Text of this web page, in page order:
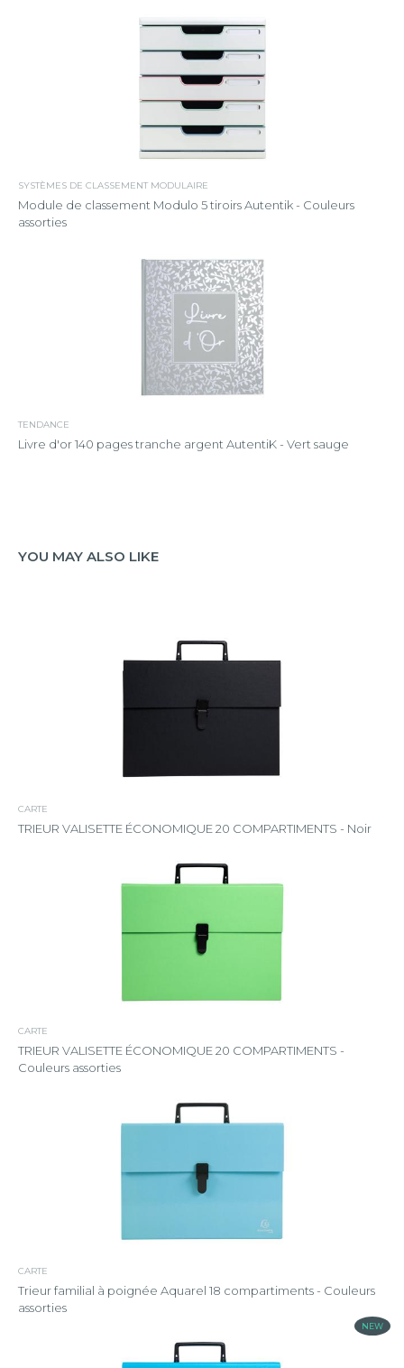
SYSTÈMES DE CLASSEMENT MODULAIRE
Module de classement Modulo 5 tiroirs Autentik - Couleurs
assorties
TENDANCE
Livre d'or 140 pages tranche argent AutentiK - Vert sauge
YOU MAY ALSO LIKE
CARTE
TRIEUR VALISETTE ÉCONOMIQUE 20 COMPARTIMENTS - Noir
CARTE
TRIEUR VALISETTE ÉCONOMIQUE 20 COMPARTIMENTS -
Couleurs assorties
CARTE
Trieur familial à poignée Aquarel 18 compartiments - Couleurs
assorties
NEW